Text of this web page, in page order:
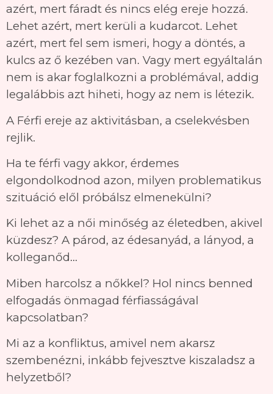
azért, mert fáradt és nincs elég ereje hozzá.
Lehet azért, mert kerüli a kudarcot. Lehet
azért, mert fel sem ismeri, hogy a döntés, a
kulcs az ő kezében van. Vagy mert egyáltalán
nem is akar foglalkozni a problémával, addig
legalábbis azt hiheti, hogy az nem is létezik.
A Férfi ereje az aktivitásban, a cselekvésben
rejlik.
Ha te férfi vagy akkor, érdemes
elgondolkodnod azon, milyen problematikus
szituáció elől próbálsz elmenekülni?
Ki lehet az a női minőség az életedben, akivel
küzdesz? A párod, az édesanyád, a lányod, a
kolleganőd…
Miben harcolsz a nőkkel? Hol nincs benned
elfogadás önmagad férfiasságával
kapcsolatban?
Mi az a konfliktus, amivel nem akarsz
szembenézni, inkább fejvesztve kiszaladsz a
helyzetből?